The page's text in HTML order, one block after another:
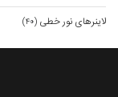
لاینرهای نور خطی (۴۰)